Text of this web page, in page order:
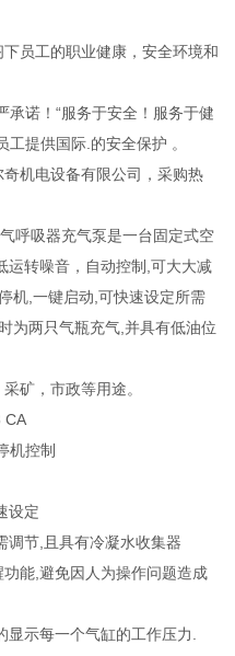
员工的职业健康，安全环境和
承诺！“服务于安全！服务于健
提供国际.的安全保护 。
机电设备有限公司，采购热
呼吸器充气泵是一台固定式空
运转噪音，自动控制,可大大减
机,一键启动,可快速设定所需
为两只气瓶充气,并具有低油位
矿，市政等用途。
CA
机控制
设定
调节,且具有冷凝水收集器
能,避免因人为操作问题造成
示每一个气缸的工作压力.